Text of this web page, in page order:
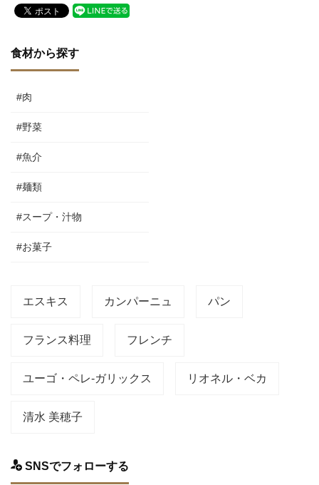
食材から探す
#肉
#野菜
#魚介
#麺類
#スープ・汁物
#お菓子
エスキス カンパーニュ パン
フランス料理 フレンチ
ユーゴ・ペレ-ガリックス リオネル・ベカ
清水 美穂子
SNSでフォローする